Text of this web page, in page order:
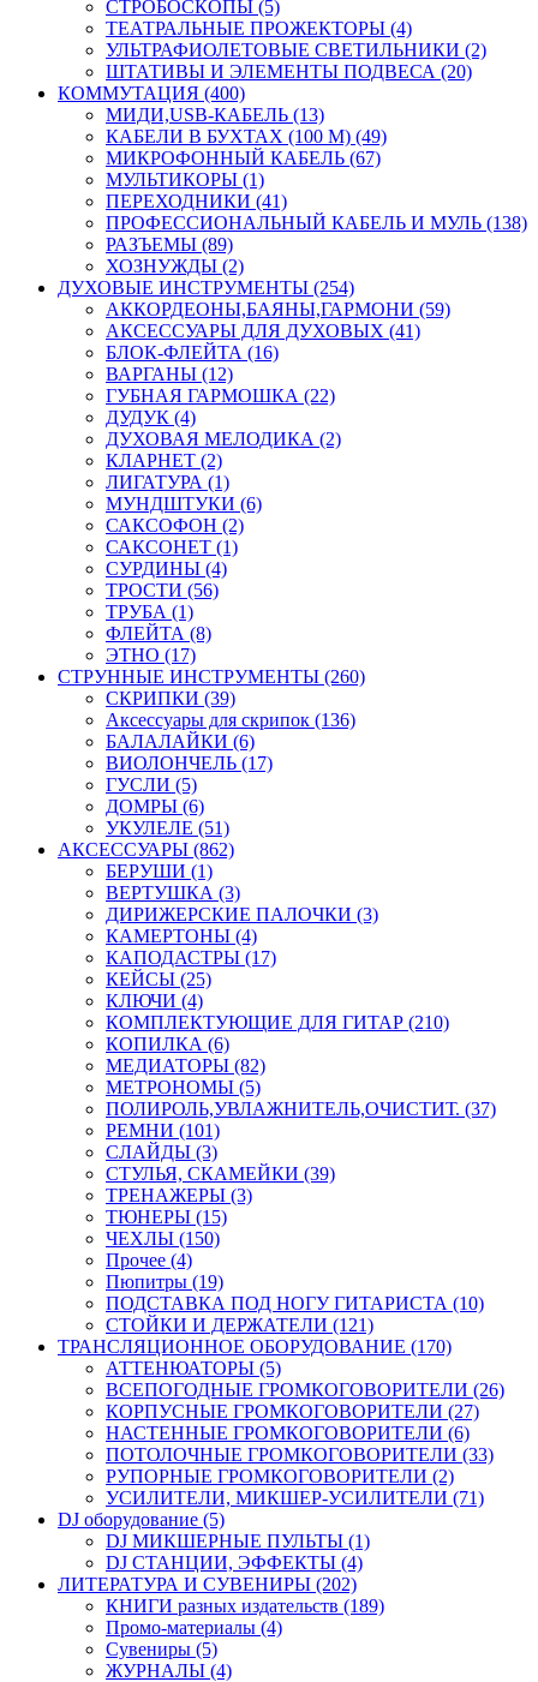
СТРОБОСКОПЫ (5)
ТЕАТРАЛЬНЫЕ ПРОЖЕКТОРЫ (4)
УЛЬТРАФИОЛЕТОВЫЕ СВЕТИЛЬНИКИ (2)
ШТАТИВЫ И ЭЛЕМЕНТЫ ПОДВЕСА (20)
КОММУТАЦИЯ (400)
МИДИ,USB-КАБЕЛЬ (13)
КАБЕЛИ В БУХТАХ (100 М) (49)
МИКРОФОННЫЙ КАБЕЛЬ (67)
МУЛЬТИКОРЫ (1)
ПЕРЕХОДНИКИ (41)
ПРОФЕССИОНАЛЬНЫЙ КАБЕЛЬ И МУЛЬ (138)
РАЗЪЕМЫ (89)
ХОЗНУЖДЫ (2)
ДУХОВЫЕ ИНСТРУМЕНТЫ (254)
АККОРДЕОНЫ,БАЯНЫ,ГАРМОНИ (59)
АКСЕССУАРЫ ДЛЯ ДУХОВЫХ (41)
БЛОК-ФЛЕЙТА (16)
ВАРГАНЫ (12)
ГУБНАЯ ГАРМОШКА (22)
ДУДУК (4)
ДУХОВАЯ МЕЛОДИКА (2)
КЛАРНЕТ (2)
ЛИГАТУРА (1)
МУНДШТУКИ (6)
САКСОФОН (2)
САКСОНЕТ (1)
СУРДИНЫ (4)
ТРОСТИ (56)
ТРУБА (1)
ФЛЕЙТА (8)
ЭТНО (17)
СТРУННЫЕ ИНСТРУМЕНТЫ (260)
СКРИПКИ (39)
Аксессуары для скрипок (136)
БАЛАЛАЙКИ (6)
ВИОЛОНЧЕЛЬ (17)
ГУСЛИ (5)
ДОМРЫ (6)
УКУЛЕЛЕ (51)
АКСЕССУАРЫ (862)
БЕРУШИ (1)
ВЕРТУШКА (3)
ДИРИЖЕРСКИЕ ПАЛОЧКИ (3)
КАМЕРТОНЫ (4)
КАПОДАСТРЫ (17)
КЕЙСЫ (25)
КЛЮЧИ (4)
КОМПЛЕКТУЮЩИЕ ДЛЯ ГИТАР (210)
КОПИЛКА (6)
МЕДИАТОРЫ (82)
МЕТРОНОМЫ (5)
ПОЛИРОЛЬ,УВЛАЖНИТЕЛЬ,ОЧИСТИТ. (37)
РЕМНИ (101)
СЛАЙДЫ (3)
СТУЛЬЯ, СКАМЕЙКИ (39)
ТРЕНАЖЕРЫ (3)
ТЮНЕРЫ (15)
ЧЕХЛЫ (150)
Прочее (4)
Пюпитры (19)
ПОДСТАВКА ПОД НОГУ ГИТАРИСТА (10)
СТОЙКИ И ДЕРЖАТЕЛИ (121)
ТРАНСЛЯЦИОННОЕ ОБОРУДОВАНИЕ (170)
АТТЕНЮАТОРЫ (5)
ВСЕПОГОДНЫЕ ГРОМКОГОВОРИТЕЛИ (26)
КОРПУСНЫЕ ГРОМКОГОВОРИТЕЛИ (27)
НАСТЕННЫЕ ГРОМКОГОВОРИТЕЛИ (6)
ПОТОЛОЧНЫЕ ГРОМКОГОВОРИТЕЛИ (33)
РУПОРНЫЕ ГРОМКОГОВОРИТЕЛИ (2)
УСИЛИТЕЛИ, МИКШЕР-УСИЛИТЕЛИ (71)
DJ оборудование (5)
DJ МИКШЕРНЫЕ ПУЛЬТЫ (1)
DJ СТАНЦИИ, ЭФФЕКТЫ (4)
ЛИТЕРАТУРА И СУВЕНИРЫ (202)
КНИГИ разных издательств (189)
Промо-материалы (4)
Сувениры (5)
ЖУРНАЛЫ (4)